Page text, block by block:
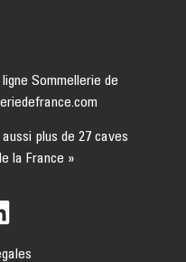
Sommellerie de
plus de 27 caves
la France »